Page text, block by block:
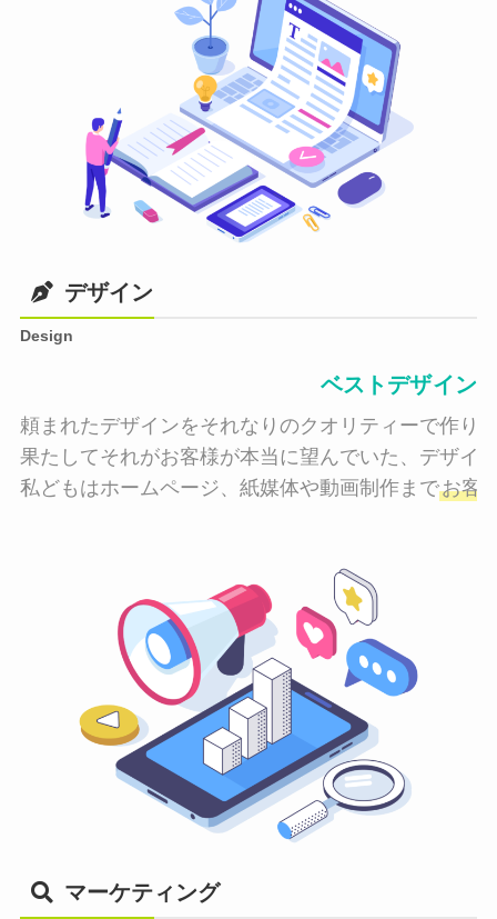
デザイン
Design
ベストデザイン
頼まれたデザインをそれなりのクオリティーで作り
果たしてそれがお客様が本当に望んでいた、デザイ
私どもはホームページ、紙媒体や動画制作までお客
マーケティング